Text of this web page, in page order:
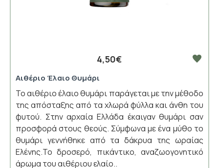
4,50€
Αιθέριο Έλαιο Θυμάρι
Το αιθέριο έλαιο θυμάρι παράγεται με την μέθοδο
της απόσταξης από τα χλωρά φύλλα και άνθη του
φυτού. Στην αρχαία Ελλάδα έκαιγαν θυμάρι σαν
προσφορά στους θεούς. Σύμφωνα με ένα μύθο το
θυμάρι γεννήθηκε από τα δάκρυα της ωραίας
Ελένης.Το δροσερό, πικάντικο, αναζωογονητικό
άρωμα του αιθέριου ελαίο..